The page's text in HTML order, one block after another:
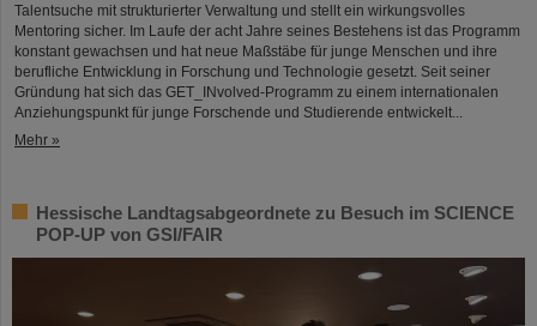
Talentsuche mit strukturierter Verwaltung und stellt ein wirkungsvolles
Mentoring sicher. Im Laufe der acht Jahre seines Bestehens ist das Programm
konstant gewachsen und hat neue Maßstäbe für junge Menschen und ihre
berufliche Entwicklung in Forschung und Technologie gesetzt. Seit seiner
Gründung hat sich das GET_INvolved-Programm zu einem internationalen
Anziehungspunkt für junge Forschende und Studierende entwickelt...
Mehr »
Hessische Landtagsabgeordnete zu Besuch im SCIENCE
POP-UP von GSI/FAIR